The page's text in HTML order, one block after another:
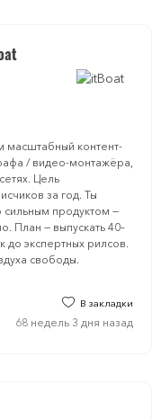
масштабный контент-
/ видео-монтажёра,
Цель
за год. Ты
сильным продуктом —
План — выпускать 40–
до экспертных рилсов.
свободы.
В закладки
68 недель 3 дня назад